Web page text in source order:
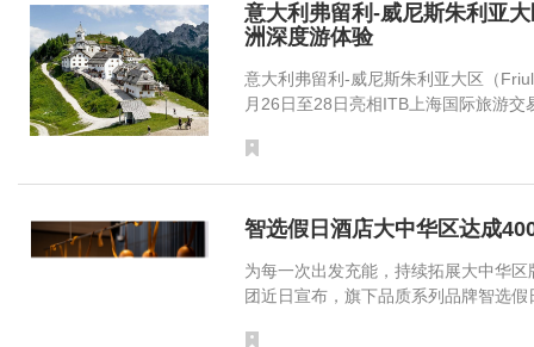
意大利弗留利-威尼斯朱利亚
洲深度游体验
意大利弗留利-威尼斯朱利亚大区（
月26日至28日亮相ITB上海国际旅游交
智选假日酒店大中华区达成
为每一次出发充能，持续拓展大中华
团近日宣布，旗下品质系列品牌智选